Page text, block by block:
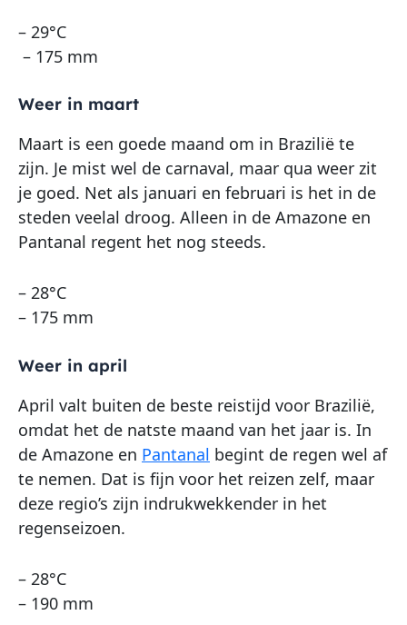
– 29°C
– 175 mm
Weer in maart
Maart is een goede maand om in Brazilië te
zijn. Je mist wel de carnaval, maar qua weer zit
je goed. Net als januari en februari is het in de
steden veelal droog. Alleen in de Amazone en
Pantanal regent het nog steeds.
– 28°C
– 175 mm
Weer in april
April valt buiten de beste reistijd voor Brazilië,
omdat het de natste maand van het jaar is. In
de Amazone en Pantanal begint de regen wel af
te nemen. Dat is fijn voor het reizen zelf, maar
deze regio’s zijn indrukwekkender in het
regenseizoen.
– 28°C
– 190 mm